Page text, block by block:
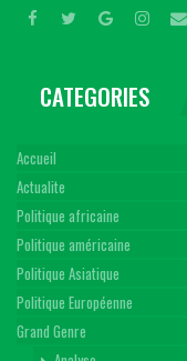
CATEGORIES
Accueil
Actualite
Politique africaine
Politique américaine
Politique Asiatique
Politique Européenne
Grand Genre